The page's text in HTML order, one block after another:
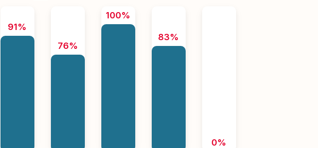
91%
76%
100%
83%
0%